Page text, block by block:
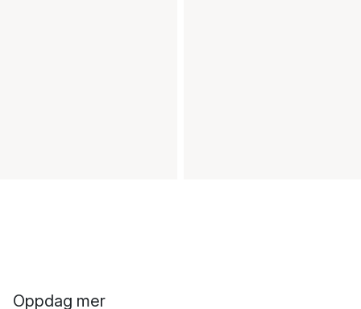
Oppdag mer